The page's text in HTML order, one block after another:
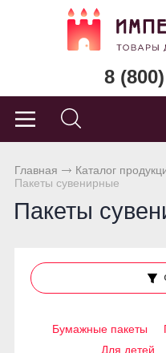
8
Главная Каталог
Пакеты сувенирные
Пакеты
Бумажные пакеты
Для детей